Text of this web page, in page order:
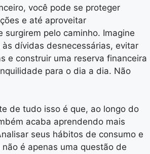
você pode se proteger
e até aproveitar
surgirem pelo caminho. Imagine
dívidas desnecessárias, evitar
e construir uma reserva financeira
para o dia a dia. Não
de tudo isso é que, ao longo do
acaba aprendendo mais
seus hábitos de consumo e
é apenas uma questão de